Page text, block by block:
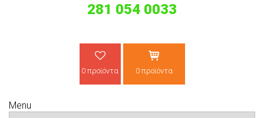
ΝΕΟΣ ΠΕΛΑΤΗΣ;
281 054 0033
0 προϊόντα 0 προϊόντα
Menu